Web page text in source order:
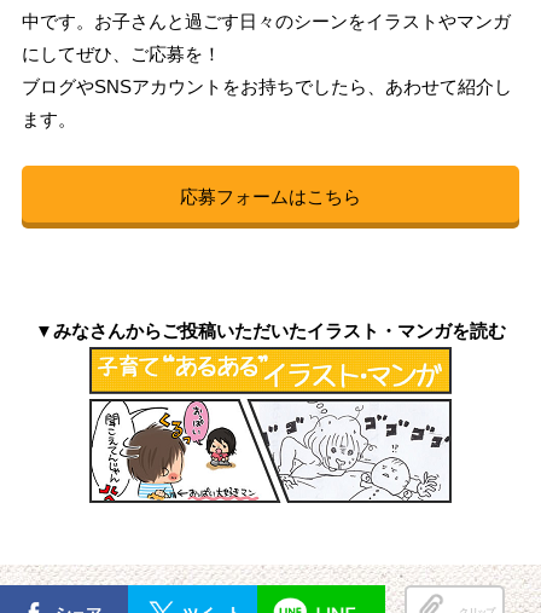
中です。お子さんと過ごす日々のシーンをイラストやマンガ
にしてぜひ、ご応募を！
ブログやSNSアカウントをお持ちでしたら、あわせて紹介し
ます。
応募フォームはこちら
▼みなさんからご投稿いただいたイラスト・マンガを読む